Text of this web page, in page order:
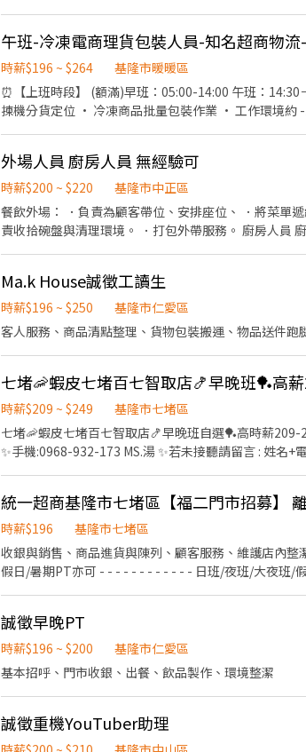
排班
8)11:00-19:30、(早6)11:00-17:30 (晚8)14:15-22:45、
為主，6小時或8小時不定，無法選擇固定早班或晚班
樂區武嶺街 基隆深溪店▸基隆市信義區
‐‐‐‐‐‐‐‐‐‐‐ ❷蝦皮智取門市⚠️需有機車⚠️ 🌸工
區環境、清潔維護作業 3.須配合調店、支援(一天跑點
店門市支援 【提供完整教育訓練及店面實習】 🌸工作
元 🌸休假制度🌸 月排休制 (一周至少排班4天，假日一
山中和 - 智取店▸基隆市中山區中和路168巷 基隆信五
巷 基隆仁三 - 智取店▸基隆市仁愛區仁三路 基隆樂利 -
街 🚨🚨門市缺額每日會有變動，主要缺額以
👉https://lin.ee/OUI2Tm1 ♡截圖職缺文♡私訊留下
加𝐋𝐈𝐍𝐄並留言，訊息必回覆◂ ⭕️免費諮詢⭕️安心上工
午班-冷凍電商理貨包裝人員-知名超商物流
時薪$196 ~ $264
基隆市暖暖區
⏰【上班時段】 (額滿)早班：05:00-14:00 午班：
揀機分貨定位 • 冷凍商品批量包裝作業 • 工作環境約
可申請：週領預支 ⸻ 📞 洽詢專線：張小姐 02-77305501 ➕ʟɪɴᴇ報名：https://gsdjobs.pse.is/HR05 💬 官方客服：
https://lin.ee/vTsqRcA ✨ 你走的每一步，都是在靠近更
外場人員 廚房人員 無經驗可
時薪$200 ~ $220
基隆市中正區
餐飲外場： ．負責為顧客帶位、安排座位、 ．將菜單
責收拾碗盤與清理環境。 ．打包外帶
Ma.k House誠徵工讀生
時薪$196 ~ $250
基隆市仁愛區
客人服務、商品清點整理、貨物包裝搬運、物品送件
時薪$209 ~ $249
基隆市七堵區
七堵🦐蝦皮七堵百七智取店🍤早晚班自選🏓高時薪
✨手機:0968-932-173 MS.湯 ✨若未接聽請留言 : 姓名
薪 - 07:00~12:00、07:30~12:30、08:00~13:00、
18:30~23:30 全班時薪(雙頭班) -
- 15:00~19:00 (固定早班或固定晚班自選) ⚠️每週約排
告準) ➡️全月輪班人員$30,000起 ⚡智取店時薪兼職：$/209H(含8交通津貼 +5區域津貼 )（晚班另加晚班津貼+20 夜班津貼+40）
➡️工作內容： 【提供完整的線上教育課程及店面教育
處理、盤點及搬運貨物。 負責店內收款機更換感應紙
域其他門市支援 ⭕智取店為無人商店~故每日工作搭配這幾間門市上班 (需有交通工具哦) ＊第一小時會待在智取店門市上架分
點 :(每日門市缺額不同 ,故各班缺額名額不一請在洽詢) 🎈智取店🎈 七堵百七 - 智取店 多店區域 ⭕七堵百七 -
區百七街32號1樓 ⭕七堵百三 - 智取店 基隆市七堵區百三街48號1樓 ⭕基隆富民 - 智取店 基隆市七堵區明德一路156號1樓 ⭕七
堵明德 - 智取店 基隆市七堵區明德一路186之1號1樓 ⭕基隆百五 - 智取店 基隆市七堵區百五街76號1樓 ⭕基隆光明 - 智取店 基
隆市七堵區光明路110號1樓 ⭕基隆明德 - 智取店 基隆市七堵區明德二路13號1樓 ✂----------✂----------✂----------✂ ✈ 完整
線上及門市實習教育訓練皆有算時薪 ✈ 享勞健團保.勞
時薪$196
基隆市七堵區
收銀與銷售、商品進貨與陳列、顧客服務、維護店內整潔 - - - - - - - - - - - - 時薪 196元起（夜班津貼另計），短工時(4H以上
假日/暑期PT亦可 - - - - - - - - - - - - 日班/夜班/大夜班/假日班；工時安排仍按工作現場需求。 招募職位：兼職人員/大夜班人員
誠徵早晚PT
時薪$196 ~ $200
基隆市仁愛區
基本招呼、門市收銀、出餐、飲品製作、環境整潔
誠徵重機YouTuber助理